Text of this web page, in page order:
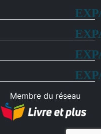
Membre du réseau